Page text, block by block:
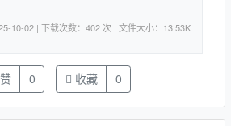
· 上传时间：2025-10-02 | 下载次数：402 次 | 文件大小：13.53K
0 收藏 0